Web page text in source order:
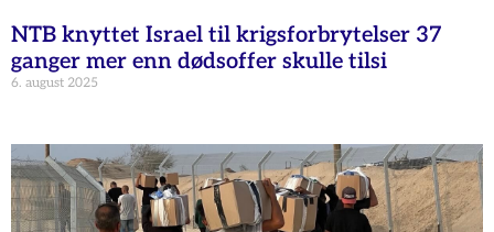
NTB knyttet Israel til krigsforbrytelser 37
ganger mer enn dødsoffer skulle tilsi
6. august 2025